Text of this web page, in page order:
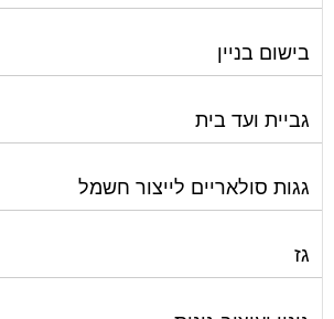
בישום בניין
גביית ועד בית
גגות סולאריים לייצור חשמל
גז